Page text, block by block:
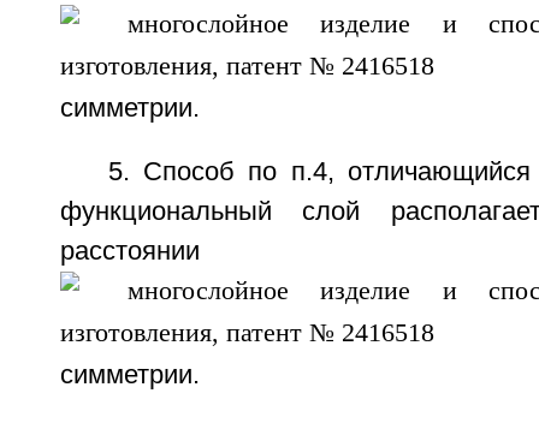
симметрии.
5. Способ по п.4, отличающийся
функциональный слой
расстоянии
симметрии.